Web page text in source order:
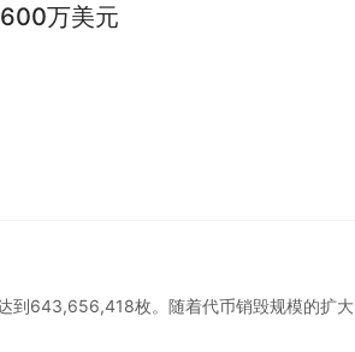
万美元
到643,656,418枚。随着代币销毁规模的扩大